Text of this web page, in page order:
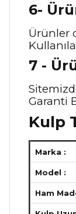
6-
Ürünler
7 -
Garanti
Kulp
Marka :
Model :
Ham